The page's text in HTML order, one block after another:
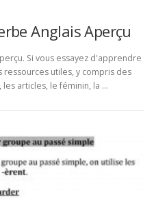
Anglais Aperçu
Si vous essayez d'apprendre
ressources utiles, y compris des
articles, le féminin, la …